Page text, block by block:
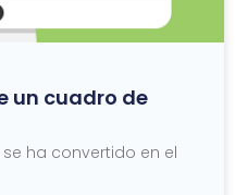
un cuadro de
ha convertido en el